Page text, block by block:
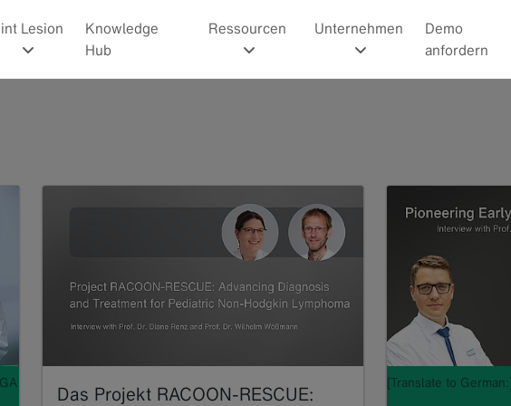
Lesion
Knowledge
Hub
Ressourcen Unternehmen
Demo
anfordern
Das Projekt RACOON-RESCUE:
[Translate to German:]